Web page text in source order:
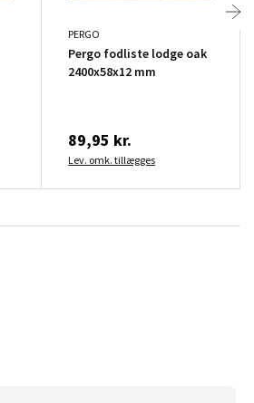
PERGO
Pergo fodliste lodge oak
2400x58x12 mm
89,95 kr.
Lev. omk. tillægges